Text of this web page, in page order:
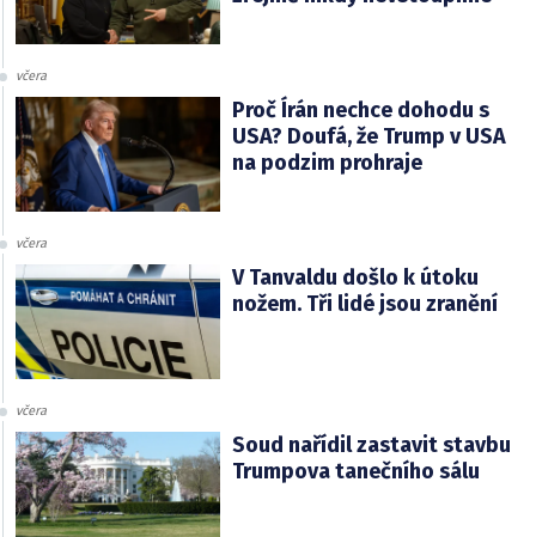
včera
Proč Írán nechce dohodu s
USA? Doufá, že Trump v USA
na podzim prohraje
včera
V Tanvaldu došlo k útoku
nožem. Tři lidé jsou zranění
včera
Soud nařídil zastavit stavbu
Trumpova tanečního sálu